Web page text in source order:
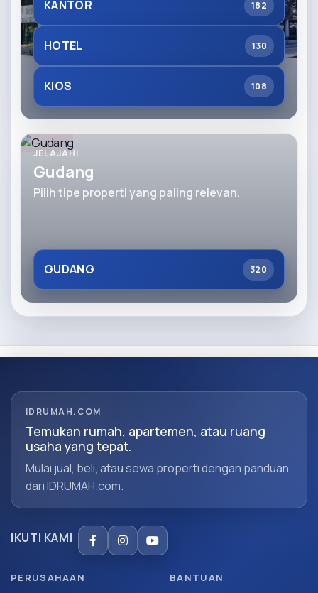
KANTOR 182
HOTEL 130
KIOS 108
JELAJAHI
Gudang
Pilih tipe properti yang paling relevan.
GUDANG 320
IDRUMAH.COM
Temukan rumah, apartemen, atau ruang
usaha yang tepat.
Mulai jual, beli, atau sewa properti dengan panduan
dari IDRUMAH.com.
IKUTI KAMI
PERUSAHAAN BANTUAN